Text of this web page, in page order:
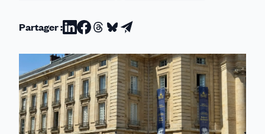
Partager :Partager
sur
Linkedin
Partager
sur
Facebook
Partager
sur
Threads
Partager
sur
Bluesky
Partager
par
email